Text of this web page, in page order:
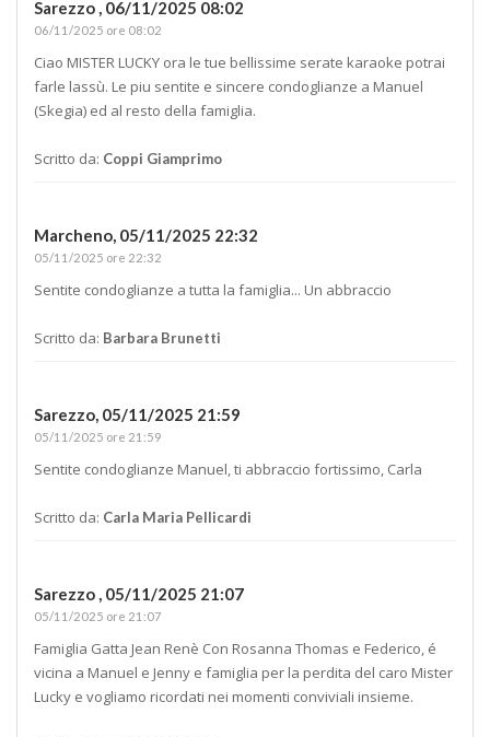
Sarezzo , 06/11/2025 08:02
06/11/2025 ore 08:02
Ciao MISTER LUCKY ora le tue bellissime serate karaoke potrai
farle lassù. Le piu sentite e sincere condoglianze a Manuel
(Skegia) ed al resto della famiglia.
Scritto da: Coppi Giamprimo
Marcheno, 05/11/2025 22:32
05/11/2025 ore 22:32
Sentite condoglianze a tutta la famiglia... Un abbraccio
Scritto da: Barbara Brunetti
Sarezzo, 05/11/2025 21:59
05/11/2025 ore 21:59
Sentite condoglianze Manuel, ti abbraccio fortissimo, Carla
Scritto da: Carla Maria Pellicardi
Sarezzo , 05/11/2025 21:07
05/11/2025 ore 21:07
Famiglia Gatta Jean Renè Con Rosanna Thomas e Federico, é
vicina a Manuel e Jenny e famiglia per la perdita del caro Mister
Lucky e vogliamo ricordati nei momenti conviviali insieme.